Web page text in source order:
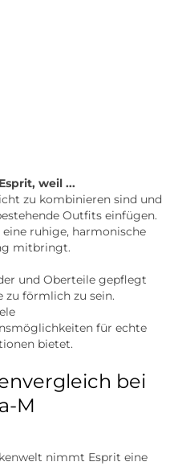
weil ...
zu kombinieren sind und
Outfits einfügen.
ruhige, harmonische
mitbringt.
und Oberteile gepflegt
zu förmlich zu sein.
für echte
bietet.
bei
M
nimmt Esprit eine